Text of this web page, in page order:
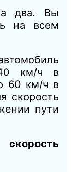
два. Вы
на всем
40 км/ч в
60 км/ч в
скорость
пути